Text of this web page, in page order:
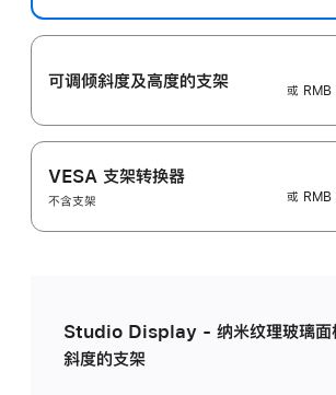
可调倾斜度及高‍度的支‍架
或
VESA 支架转换器
不含支架
或
Studio Display - 纳米纹理玻璃面
斜度的支架